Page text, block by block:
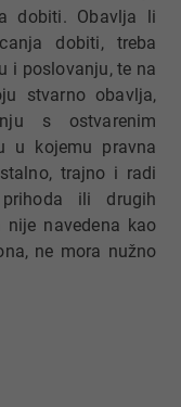
dobiti. Obavlja li
dobiti, treba
i poslovanju, te na
stvarno obavlja,
s ostvarenim
u kojemu pravna
trajno i radi
ili drugih
navedena kao
ne mora nužno